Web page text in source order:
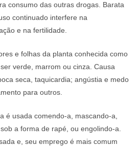
consumo das outras drogas. Barata
continuado interfere na
e na fertilidade.
e folhas da planta conhecida como
verde, marrom ou cinza. Causa
seca, taquicardia; angústia e medo
para outros.
é usada comendo-a, mascando-a,
a forma de rapé, ou engolindo-a.
e, seu emprego é mais comum